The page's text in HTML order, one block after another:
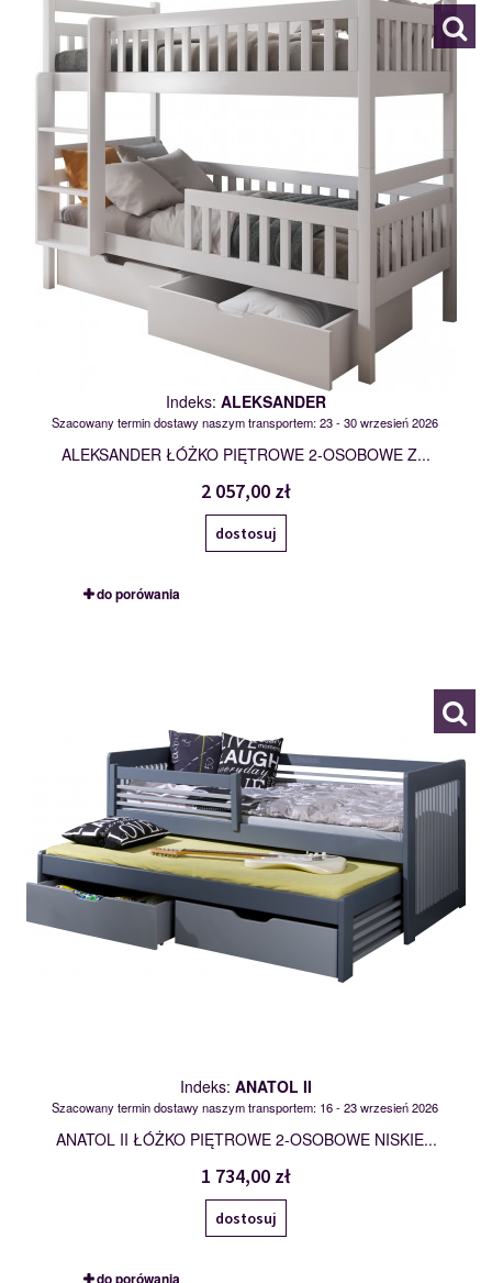
Indeks: ALEKSANDER
Szacowany termin dostawy naszym transportem: 23 - 30 wrzesień 2026
ALEKSANDER ŁÓŻKO PIĘTROWE 2-OSOBOWE Z...
2 057,00 zł
dostosuj
do porówania
Indeks: ANATOL II
Szacowany termin dostawy naszym transportem: 16 - 23 wrzesień 2026
ANATOL II ŁÓŻKO PIĘTROWE 2-OSOBOWE NISKIE...
1 734,00 zł
dostosuj
do porówania